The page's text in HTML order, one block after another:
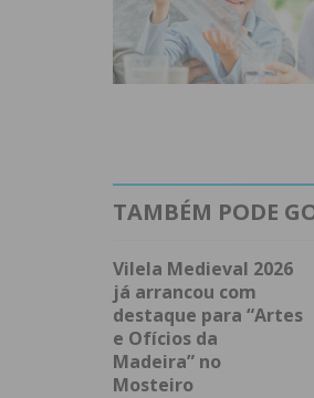
TAMBÉM PODE
Vilela Medieval 2026
já arrancou com
destaque para “Artes
e Ofícios da
Madeira” no
Mosteiro